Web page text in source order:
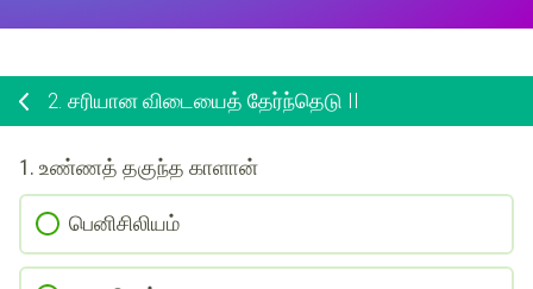
2. சரியான விடையைத் தேர்ந்தெடு II
1. உண்ணத் தகுந்த காளான்
பெனிசிலியம்